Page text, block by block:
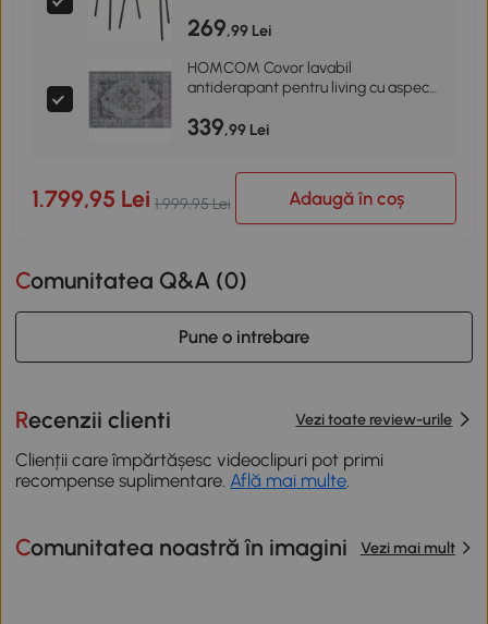
269,99 Lei
HOMCOM Covor lavabil
antiderapant pentru living cu aspect
339,99 Lei
1.799,95 Lei 1.999,95 Lei Adaugă în coș
Comunitatea Q&A (0)
Pune o intrebare
Recenzii clienti Vezi toate review-urile
Clienții care împărtășesc videoclipuri pot primi
recompense suplimentare. Află mai multe
Comunitatea noastră în imagini Vezi mai mult